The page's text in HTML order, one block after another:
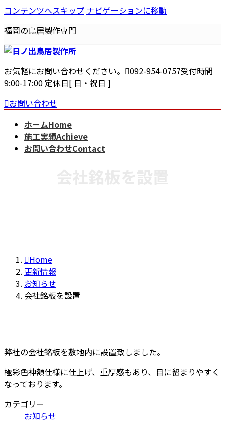
コンテンツへスキップ ナビゲーションに移動
福岡の鳥居製作専門
お気軽にお問い合わせください。 092-954-0757受付時間
9:00-17:00 定休日[ 日・祝日 ]
お問い合わせ
ホームHome
施工実績Achieve
お問い合わせContact
Home
更新情報
お知らせ
会社銘板を設置
弊社の会社銘板を敷地内に設置致しました。
極彩色神額仕様に仕上げ、重厚感もあり、目に留まりやすく
なっております。
カテゴリー
お知らせ